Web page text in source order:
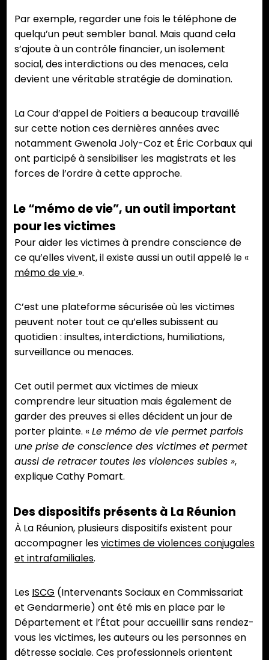
Par exemple, regarder une fois le téléphone de
quelqu’un peut sembler banal. Mais quand cela
s’ajoute à un contrôle financier, un isolement
social, des interdictions ou des menaces, cela
devient une véritable stratégie de domination.
La Cour d’appel de Poitiers a beaucoup travaillé
sur cette notion ces dernières années avec
notamment Gwenola Joly-Coz et Éric Corbaux qui
ont participé à sensibiliser les magistrats et les
forces de l’ordre à cette approche.
Le “mémo de vie”, un outil important
pour les victimes
Pour aider les victimes à prendre conscience de
ce qu’elles vivent, il existe aussi un outil appelé le «
mémo de vie ».
C’est une plateforme sécurisée où les victimes
peuvent noter tout ce qu’elles subissent au
quotidien : insultes, interdictions, humiliations,
surveillance ou menaces.
Cet outil permet aux victimes de mieux
comprendre leur situation mais également de
garder des preuves si elles décident un jour de
porter plainte. «Le mémo de vie permet parfois
une prise de conscience des victimes et permet
aussi de retracer toutes les violences subies »,
explique Cathy Pomart.
Des dispositifs présents à La Réunion
À La Réunion, plusieurs dispositifs existent pour
accompagner lesvictimes de violences conjugales
et intrafamiliales.
Les ISCG (Intervenants Sociaux en Commissariat
et Gendarmerie) ont été mis en place par le
Département et l’État pour accueillir sans rendez-
vous les victimes, les auteurs ou les personnes en
détresse sociale. Ces professionnels orientent